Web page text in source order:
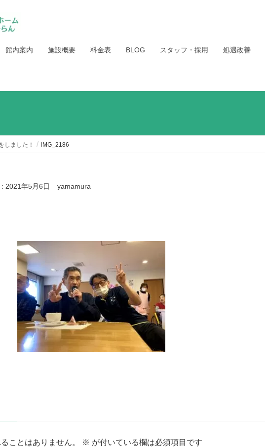
館内案内 施設概要 料金表 BLOG スタッフ・採用 処遇改善
しました！ IMG_2186
2021年5月6日 yamamura
ことはありません。 ※ が付いている欄は必須項目です